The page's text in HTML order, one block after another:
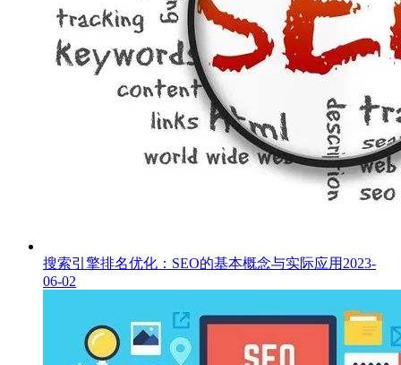
搜索引擎排名优化：SEO的基本概念与实际应用 2023-
06-02